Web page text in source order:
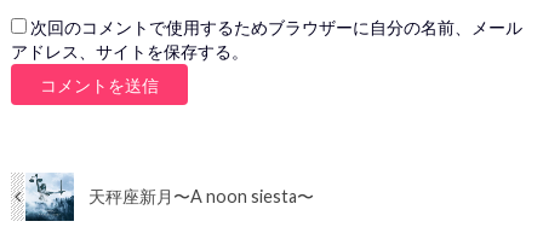
次回のコメントで使用するためブラウザーに自分の名前、メール
アドレス、サイトを保存する。
天秤座新月〜A noon siesta〜